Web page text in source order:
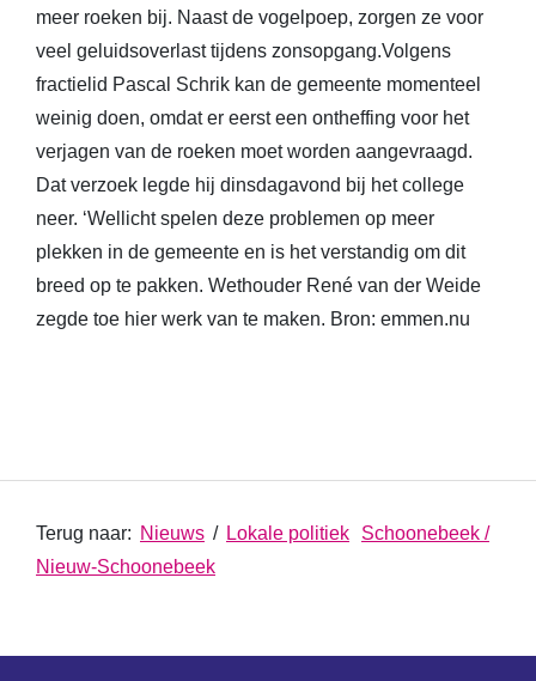
meer roeken bij. Naast de vogelpoep, zorgen ze voor
veel geluidsoverlast tijdens zonsopgang.Volgens
fractielid Pascal Schrik kan de gemeente momenteel
weinig doen, omdat er eerst een ontheffing voor het
verjagen van de roeken moet worden aangevraagd.
Dat verzoek legde hij dinsdagavond bij het college
neer. ‘Wellicht spelen deze problemen op meer
plekken in de gemeente en is het verstandig om dit
breed op te pakken. Wethouder René van der Weide
zegde toe hier werk van te maken. Bron: emmen.nu
Terug naar: Nieuws / Lokale politiek
Schoonebeek /
Nieuw-Schoonebeek